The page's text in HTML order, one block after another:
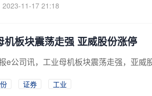
2023-11-17 21:18
机板块震荡走强 亚威股份涨停
e公司讯，工业母机板块震荡走强，亚
证券
工业